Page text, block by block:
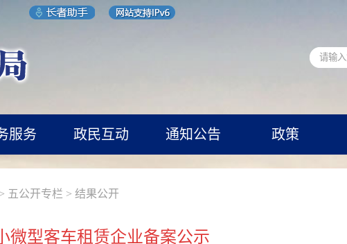
服务 政民互动 通知公告 政策
> 五公开专栏 > 结果公开
微型客车租赁企业备案公示